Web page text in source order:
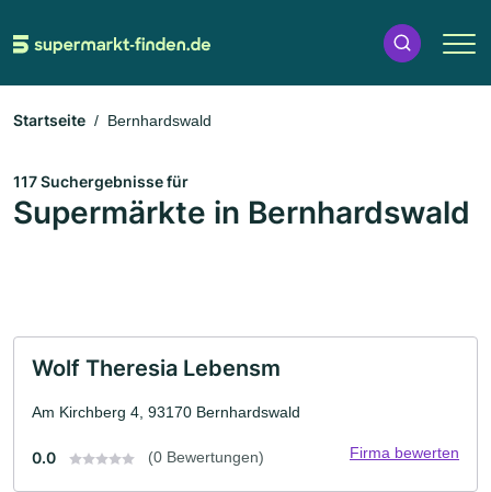
Startseite Bernhardswald
117 Suchergebnisse für
Supermärkte in Bernhardswald
Wolf Theresia Lebensm
Am Kirchberg 4, 93170 Bernhardswald
0.0 (0 Bewertungen) Firma bewerten